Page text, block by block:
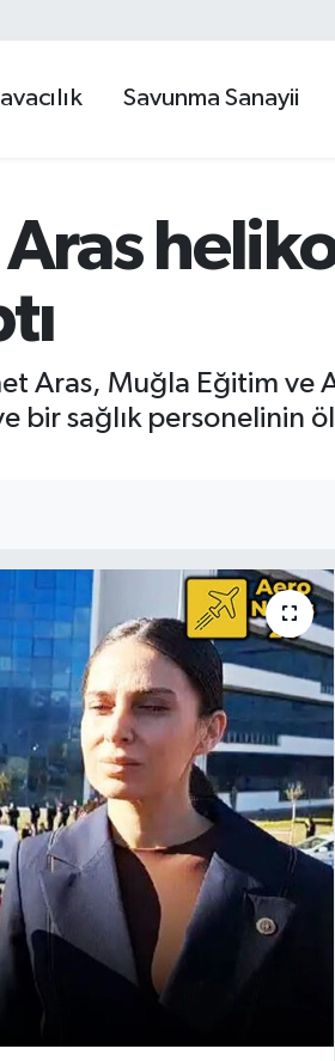
Savunma Sanayii
Aras, Muğla Eğitim ve
bir sağlık personelinin